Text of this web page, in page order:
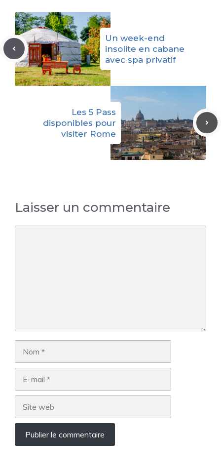
Un week-end
insolite en cabane
avec spa privatif
Les 5 Pass
disponibles pour
visiter Rome
Laisser un commentaire